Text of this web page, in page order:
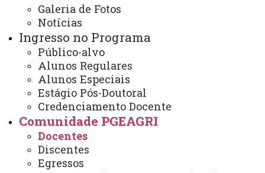
Galeria de Fotos
Notícias
Ingresso no Programa
Público-alvo
Alunos Regulares
Alunos Especiais
Estágio Pós-Doutoral
Credenciamento Docente
Comunidade PGEAGRI
Docentes
Discentes
Egressos
Mestrado e Doutorado em Engenharia Agrícola
Docentes
Linha de Pesquisa:
Agricultura Digital e de
Precisão, Ciência de